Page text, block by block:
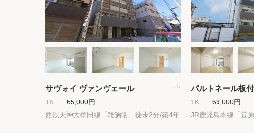
サヴォイ ヴァンヴェール
1K
65,000円
西鉄天神大牟田線「雑餉隈」徒歩2分/築4年
パルトネール板付
1K
69,000円
JR鹿児島本線「笹